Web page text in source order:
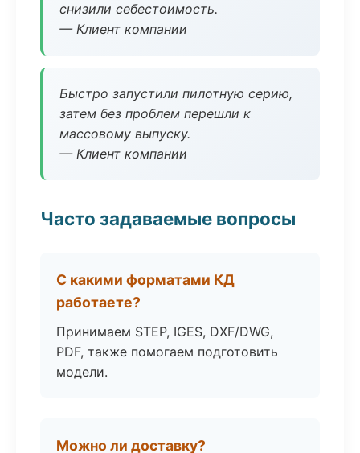
снизили себестоимость.
— Клиент компании
Быстро запустили пилотную серию,
затем без проблем перешли к
массовому выпуску.
— Клиент компании
Часто задаваемые вопросы
С какими форматами КД
работаете?
Принимаем STEP, IGES, DXF/DWG,
PDF, также помогаем подготовить
модели.
Можно ли доставку?